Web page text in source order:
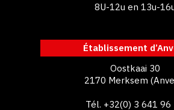
8U-12u en 13u-
Établissement
Oostkaai 30
2170 Merksem
Tél. +32(0) 3 641 96